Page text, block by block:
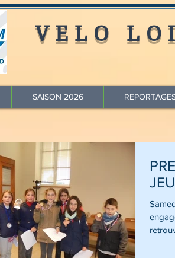
VELO
SAISON 2026